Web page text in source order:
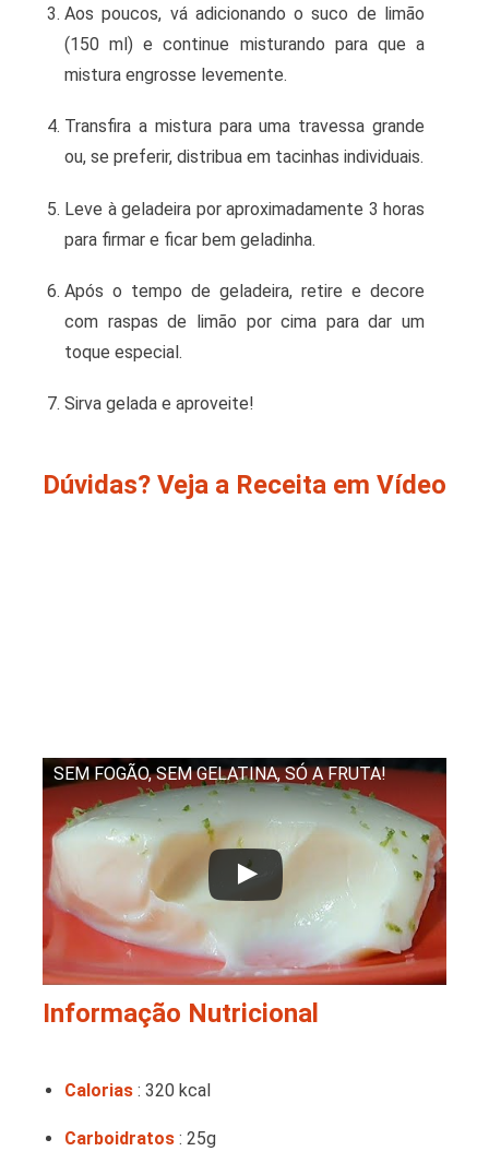
Aos poucos, vá adicionando o suco de limão
(150 ml) e continue misturando para que a
mistura engrosse levemente.
Transfira a mistura para uma travessa grande
ou, se preferir, distribua em tacinhas individuais.
Leve à geladeira por aproximadamente 3 horas
para firmar e ficar bem geladinha.
Após o tempo de geladeira, retire e decore
com raspas de limão por cima para dar um
toque especial.
Sirva gelada e aproveite!
Dúvidas? Veja a Receita em Vídeo
SEM FOGÃO, SEM GELATINA, SÓ A FRUTA!
Informação Nutricional
Calorias : 320 kcal
Carboidratos : 25g